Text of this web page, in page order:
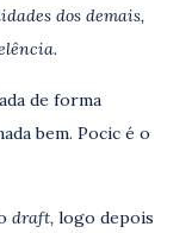
dos demais,
de forma
bem. Pocic é o
draft, logo depois